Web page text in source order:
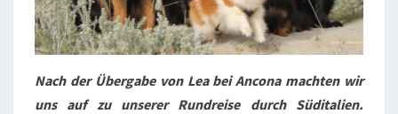
Nach der Übergabe von Lea bei Ancona machten wir
uns auf zu unserer Rundreise durch Süditalien.